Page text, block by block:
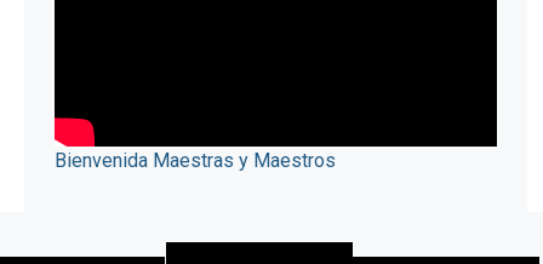
Bienvenida Maestras y Maestros